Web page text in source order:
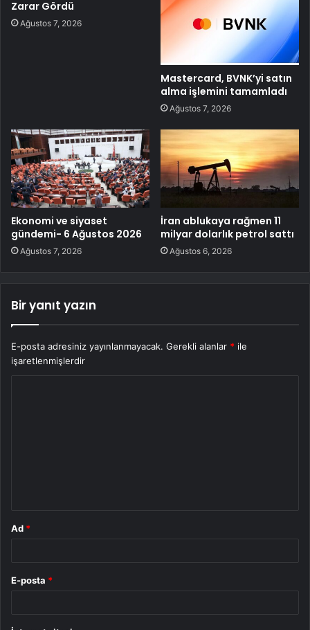
Zarar Gördü
Ağustos 7, 2026
Mastercard, BVNK’yi satın
alma işlemini tamamladı
Ağustos 7, 2026
Ekonomi ve siyaset
gündemi- 6 Ağustos 2026
Ağustos 7, 2026
İran ablukaya rağmen 11
milyar dolarlık petrol sattı
Ağustos 6, 2026
Bir yanıt yazın
E-posta adresiniz yayınlanmayacak. Gerekli alanlar * ile
işaretlenmişlerdir
Ad *
E-posta *